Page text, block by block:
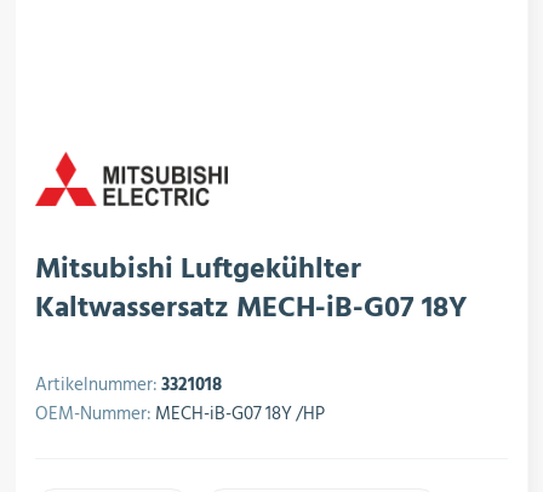
Mitsubishi Luftgekühlter
Kaltwassersatz MECH-iB-G07 18Y
Artikelnummer:3321018
OEM-Nummer: MECH-iB-G07 18Y /HP